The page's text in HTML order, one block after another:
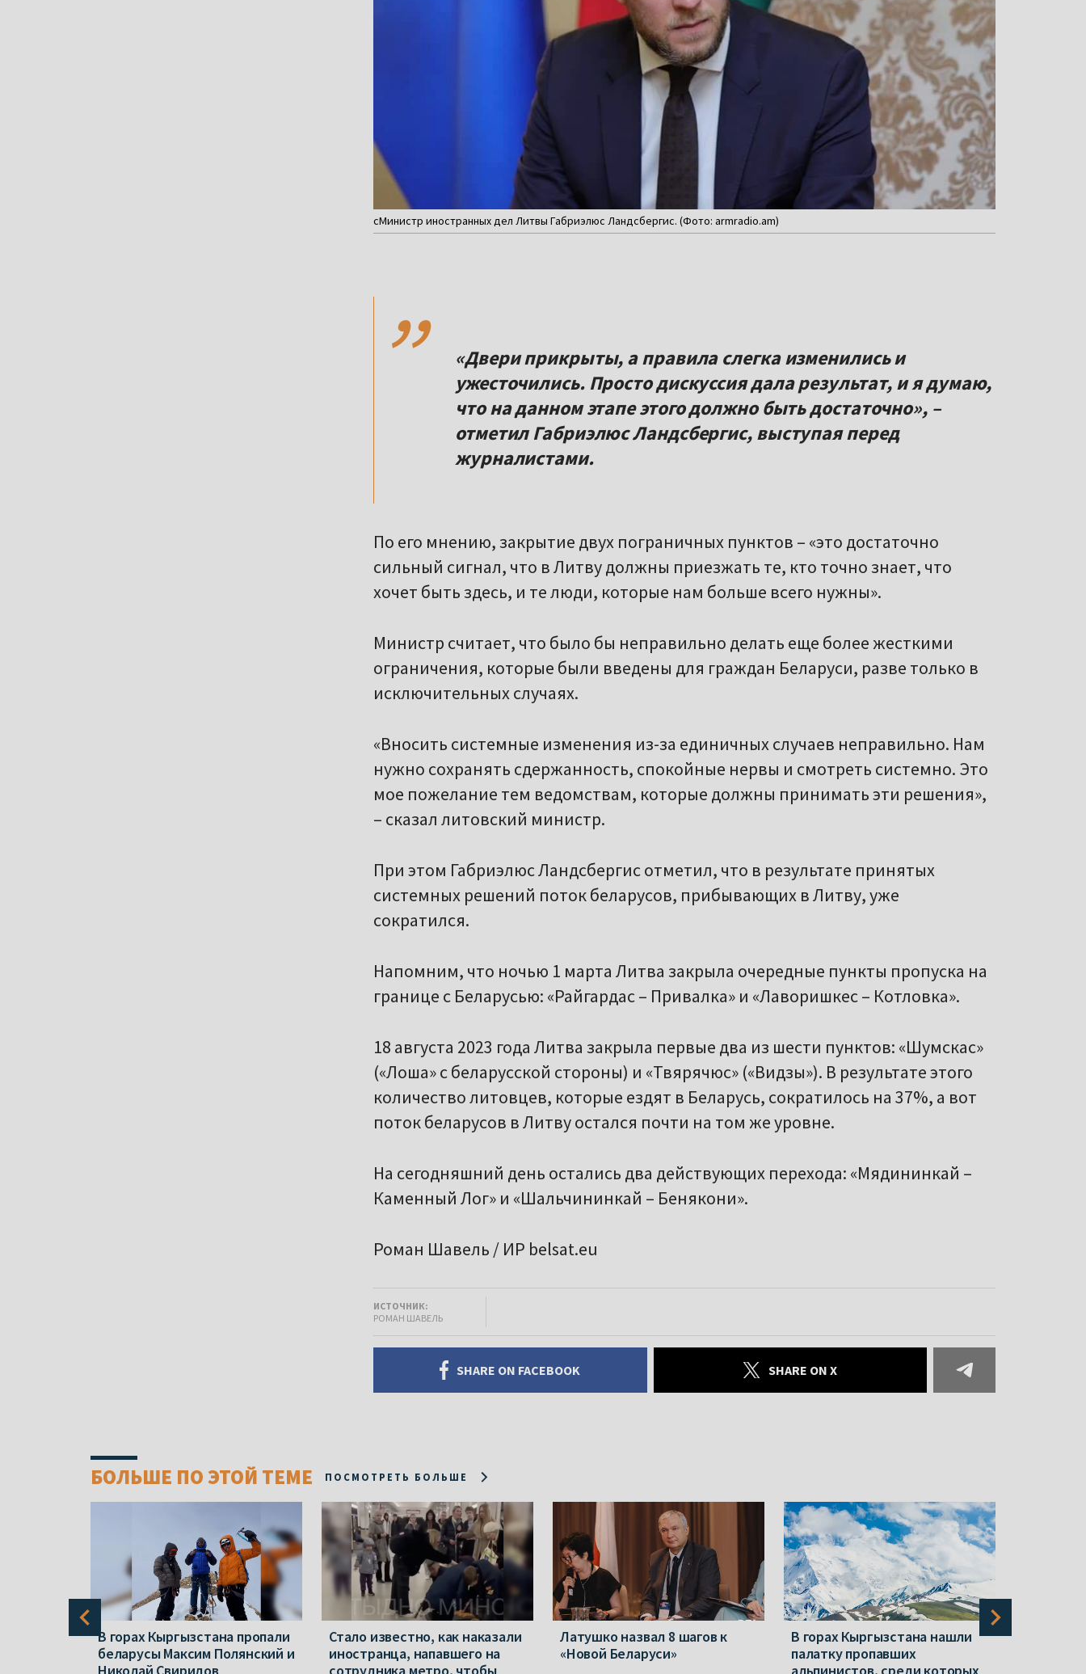
сМинистр иностранных дел Литвы Габриэлюс Ландсбергис. (Фото: armradio.am)
,,
«Двери прикрыты, а правила слегка изменились и
ужесточились. Просто дискуссия дала результат, и я думаю,
что на данном этапе этого должно быть достаточно», –
отметил Габриэлюс Ландсбергис, выступая перед
журналистами.
По его мнению, закрытие двух пограничных пунктов – «это достаточно
сильный сигнал, что в Литву должны приезжать те, кто точно знает, что
хочет быть здесь, и те люди, которые нам больше всего нужны».
Министр считает, что было бы неправильно делать еще более жесткими
ограничения, которые были введены для граждан Беларуси, разве только в
исключительных случаях.
«Вносить системные изменения из-за единичных случаев неправильно. Нам
нужно сохранять сдержанность, спокойные нервы и смотреть системно. Это
мое пожелание тем ведомствам, которые должны принимать эти решения»,
– сказал литовский министр.
При этом Габриэлюс Ландсбергис отметил, что в результате принятых
системных решений поток беларусов, прибывающих в Литву, уже
сократился.
Напомним, что ночью 1 марта Литва закрыла очередные пункты пропуска на
границе с Беларусью: «Райгардас – Привалка» и «Лаворишкес – Котловка».
18 августа 2023 года Литва закрыла первые два из шести пунктов: «Шумскас»
(«Лоша» с беларусской стороны) и «Твярячюс» («Видзы»). В результате этого
количество литовцев, которые ездят в Беларусь, сократилось на 37%, а вот
поток беларусов в Литву остался почти на том же уровне.
На сегодняшний день остались два действующих перехода: «Мядининкай –
Каменный Лог» и «Шальчининкай – Бенякони».
Роман Шавель / ИР belsat.eu
ИСТОЧНИК:
РОМАН ШАВЕЛЬ
SHARE ON FACEBOOK SHARE ON X
БОЛЬШЕ ПО ЭТОЙ ТЕМЕ ПОСМОТРЕТЬ БОЛЬШЕ
В горах Кыргызстана пропали
беларусы Максим Полянский и
Николай Свиридов
Стало известно, как наказали
иностранца, напавшего на
сотрудника метро, чтобы
Латушко назвал 8 шагов к
«Новой Беларуси»
В горах Кыргызстана нашли
палатку пропавших
альпинистов, среди которых